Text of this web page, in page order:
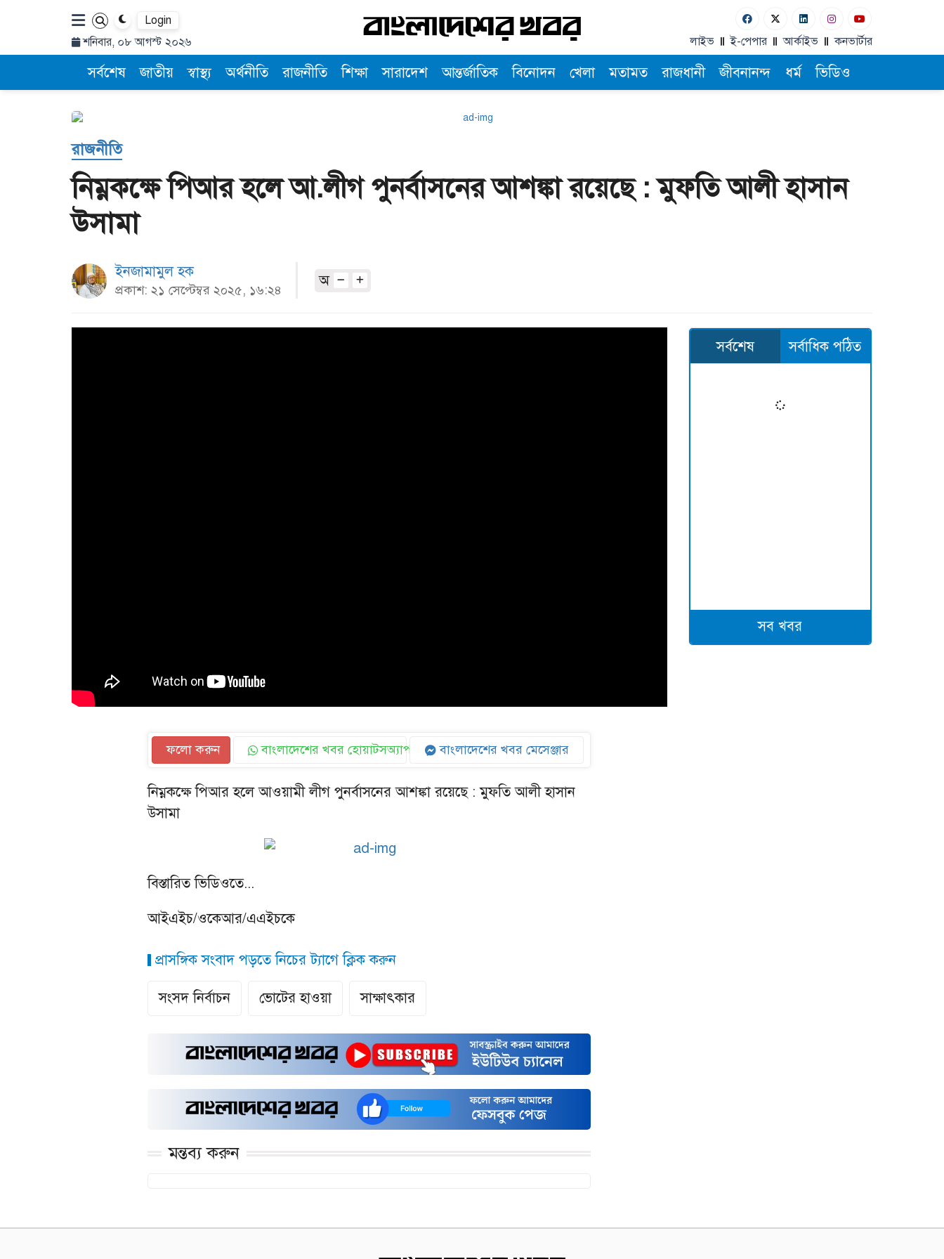
Login
শনিবার, ০৮ আগস্ট ২০২৬
লাইভ ই-পেপার আর্কাইভ কনভার্টার
সর্বশেষ জাতীয় স্বাস্থ্য অর্থনীতি রাজনীতি শিক্ষা সারাদেশ আন্তর্জাতিক বিনোদন খেলা মতামত রাজধানী জীবনানন্দ ধর্ম ভিডিও
রাজনীতি
নিম্নকক্ষে পিআর হলে আ.লীগ পুনর্বাসনের আশঙ্কা রয়েছে : মুফতি আলী হাসান
উসামা
ইনজামামুল হক
প্রকাশ: ২১ সেপ্টেম্বর ২০২৫, ১৬:২৪
অ
ফলো করুন বাংলাদেশের খবর হোয়াটসঅ্যাপ বাংলাদেশের খবর মেসেঞ্জার
নিম্নকক্ষে পিআর হলে আওয়ামী লীগ পুনর্বাসনের আশঙ্কা রয়েছে : মুফতি আলী হাসান
উসামা
বিস্তারিত ভিডিওতে...
আইএইচ/ওকেআর/এএইচকে
প্রাসঙ্গিক সংবাদ পড়তে নিচের ট্যাগে ক্লিক করুন
সংসদ নির্বাচন ভোটের হাওয়া সাক্ষাৎকার
মন্তব্য করুন
সর্বশেষ সর্বাধিক পঠিত
সব খবর